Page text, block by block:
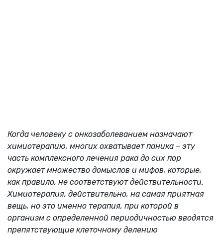
Когда человеку с онкозаболеванием назначают
химиотерапию, многих охватывает паника – эту
часть комплексного лечения рака до сих пор
окружает множество домыслов и мифов, которые,
как правило, не соответствуют действительности.
Химиотерапия, действительно, на самая приятная
вещь, но это именно терапия, при которой в
организм с определенной периодичностью вводятся
препятствующие клеточному делению